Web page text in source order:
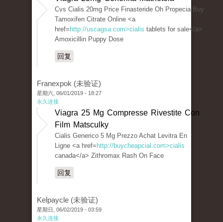
Cvs Cialis 20mg Price Finasteride Oh Propecia Buy
Tamoxifen Citrate Online <a
href= http://uscagsa.com>cialis tablets for sale</a>
Amoxicillin Puppy Dose
回复
Franexpok (未验证)
星期六, 06/01/2019 - 18:27
永久连接
Viagra 25 Mg Compresse Rivestite Con
Film Matsculky
Cialis Generico 5 Mg Prezzo Achat Levitra En
Ligne <a href= http://buycheapcial.com>cialis
canada</a> Zithromax Rash On Face
回复
Kelpaycle (未验证)
星期日, 06/02/2019 - 03:59
永久连接